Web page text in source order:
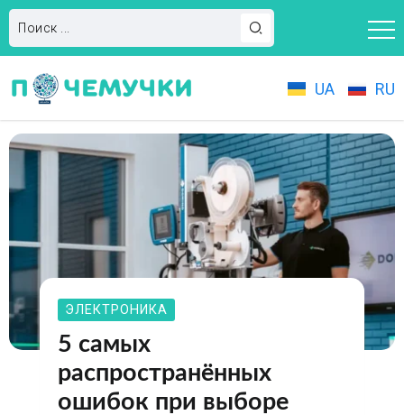
UA RU
ЭЛЕКТРОНИКА
5 самых
распространённых
ошибок при выборе